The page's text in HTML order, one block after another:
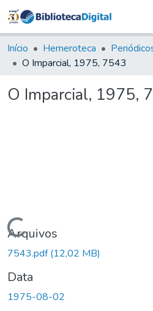
&
Tudo na
Digital
Início Hemeroteca
O Imparcial, 1975, 7543
O Imparcial, 1975,
Carregando...
Arquivos
7543.pdf(12,02 MB)
Data
1975-08-02